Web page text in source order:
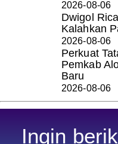
2026-08-06
Dwigol
Kalahkan
2026-08-06
Perkuat
Pemkab
Baru
2026-08-06
Ingin